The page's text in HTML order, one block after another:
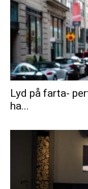
Lyd på farta-
ha...